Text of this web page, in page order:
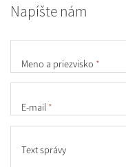
Napíšte nám
Meno a priezvisko *
E-mail *
Text správy